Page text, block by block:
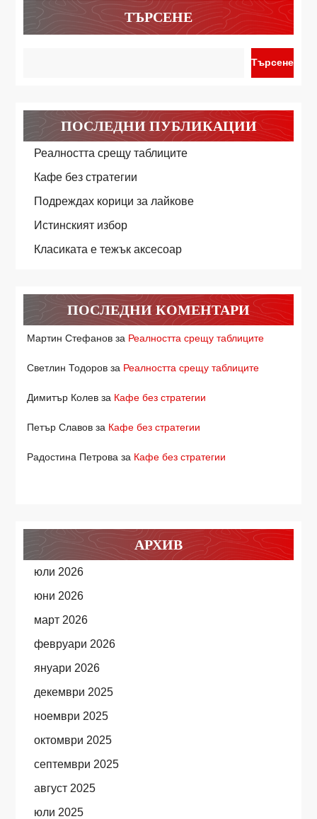
ТЪРСЕНЕ
Търсене
ПОСЛЕДНИ ПУБЛИКАЦИИ
Реалността срещу таблиците
Кафе без стратегии
Подреждах корици за лайкове
Истинският избор
Класиката е тежък аксесоар
ПОСЛЕДНИ КОМЕНТАРИ
Мартин Стефанов за Реалността срещу таблиците
Светлин Тодоров за Реалността срещу таблиците
Димитър Колев за Кафе без стратегии
Петър Славов за Кафе без стратегии
Радостина Петрова за Кафе без стратегии
АРХИВ
юли 2026
юни 2026
март 2026
февруари 2026
януари 2026
декември 2025
ноември 2025
октомври 2025
септември 2025
август 2025
юли 2025